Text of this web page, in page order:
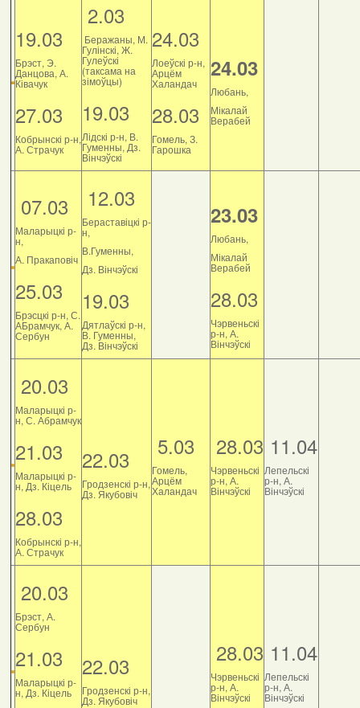
19.03
Брэст, Э.
Данцова, А.
Ківачук
27.03
Кобрынскі р-н,
А. Страчук
2.03
Беражаны, М.
Гулінскі, Ж.
Гулеўскі
(таксама на
зімоўцы)
19.03
Лідскі р-н, В.
Гуменны, Дз.
Вінчэўскі
24.03
Лоеўскі р-н,
Арцём
Халандач
28.03
Гомель, З.
Гарошка
24.03
Любань,
Мікалай
Верабей
07.03
Маларыцкі р-
н,
А. Пракаповіч
25.03
Брэсцкі р-н, С.
АБрамчук, А.
Сербун
12.03
Бераставіцкі р-
н,
В.Гуменны,
Дз. Вінчэўскі
19.03
Дятлаўскі р-н,
В. Гуменны,
Дз. Вінчэўскі
23.03
Любань,
Мікалай
Верабей
28.03
Чэрвеньскі
р-н, А.
Вінчэўскі
20.03
Маларыцкі р-
н, С. Абрамчук
21.03
Маларыцкі р-
н, Дз. Кіцель
28.03
Кобрынскі р-н,
А. Страчук
22.03
Гродзенскі р-н,
Дз. Якубовіч
5.03
Гомель,
Арцём
Халандач
28.03
Чэрвеньскі
р-н, А.
Вінчэўскі
11.04
Лепельскі
р-н, А.
Вінчэўскі
20.03
Брэст, А.
Сербун
21.03
Маларыцкі р-
н, Дз. Кіцель
22.03
Гродзенскі р-н,
Дз. Якубовіч
28.03
Чэрвеньскі
р-н, А.
Вінчэўскі
11.04
Лепельскі
р-н, А.
Вінчэўскі